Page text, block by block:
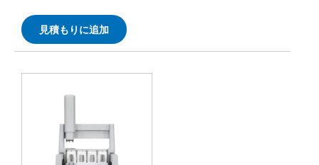
見積もりに追加